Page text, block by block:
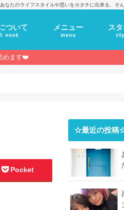
なたのライフスタイルや思いをカタチに出来る、そ
ついて
nook
メニュー
menu
ス
めます❤️
Pocket
☆最近の投稿